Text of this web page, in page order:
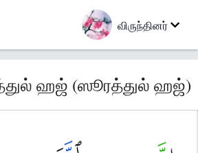
விருந்தினர்
ஹஜ் (ஸூரத்துல் ஹஜ்)